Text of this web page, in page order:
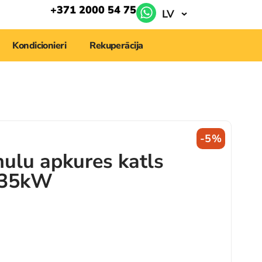
+371 2000 54 75 LV
Kondicionieri Rekuperācija
-5%
apkures katls